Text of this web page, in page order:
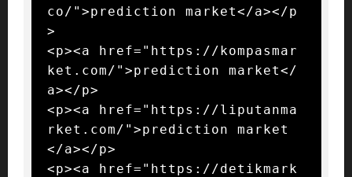
co/">prediction market</a></p
>
<p><a href="https://kompasmar
ket.com/">prediction market</
a></p>
<p><a href="https://liputanma
rket.com/">prediction market
</a></p>
<p><a href="https://detikmark